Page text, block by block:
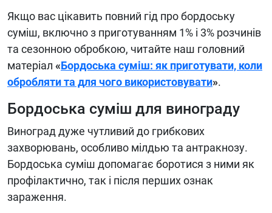
Якщо вас цікавить повний гід про бордоську
суміш, включно з приготуванням 1% і 3% розчинів
та сезонною обробкою, читайте наш головний
матеріал «Бордоська суміш: як приготувати, коли
обробляти та для чого використовувати».
Бордоська суміш для винограду
Виноград дуже чутливий до грибкових
захворювань, особливо мілдью та антракнозу.
Бордоська суміш допомагає боротися з ними як
профілактично, так і після перших ознак
зараження.